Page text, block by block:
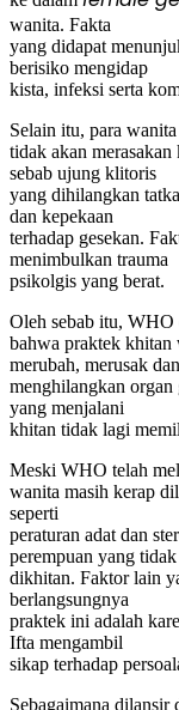
wanita. Fakta
yang didapat
berisiko mengidap
kista, infeksi serta
Selain itu, para
tidak akan
sebab ujung klitoris
yang dihilangkan
dan kepekaan
terhadap gesekan.
menimbulkan trauma
psikolgis yang berat.
Oleh sebab itu,
bahwa praktek khitan
merubah, merusak dan
menghilangkan
yang menjalani
khitan tidak lagi
Meski WHO telah
wanita masih kerap
seperti
peraturan adat dan
perempuan yang tidak
dikhitan. Faktor lain
berlangsungnya
praktek ini adalah
Ifta mengambil
sikap terhadap
Sebagaimana dilansir